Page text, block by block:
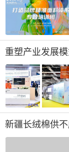
重塑产业发展
创新空间助力
新疆长绒棉供